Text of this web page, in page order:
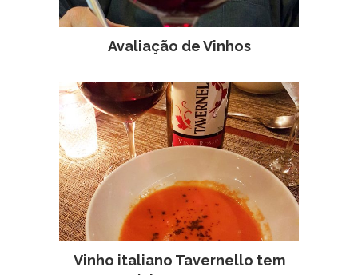
Avaliação de Vinhos
Vinho italiano Tavernello tem